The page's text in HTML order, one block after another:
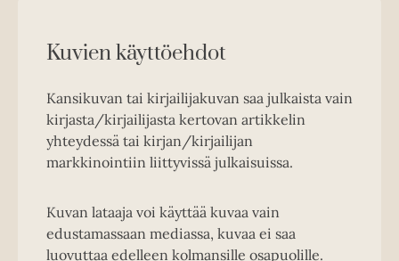
Kuvien käyttöehdot
Kansikuvan tai kirjailijakuvan saa julkaista vain
kirjasta/kirjailijasta kertovan artikkelin
yhteydessä tai kirjan/kirjailijan
markkinointiin liittyvissä julkaisuissa.
Kuvan lataaja voi käyttää kuvaa vain
edustamassaan mediassa, kuvaa ei saa
luovuttaa edelleen kolmansille osapuolille.